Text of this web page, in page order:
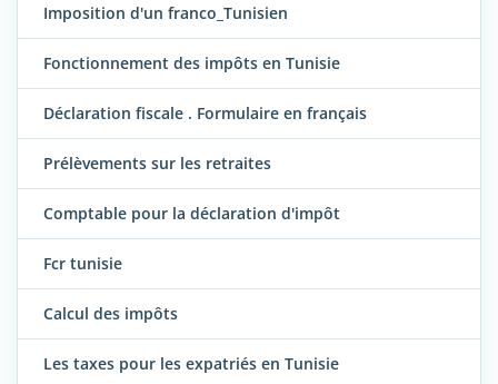
Imposition d'un franco_Tunisien
Fonctionnement des impôts en Tunisie
Déclaration fiscale . Formulaire en français
Prélèvements sur les retraites
Comptable pour la déclaration d'impôt
Fcr tunisie
Calcul des impôts
Les taxes pour les expatriés en Tunisie